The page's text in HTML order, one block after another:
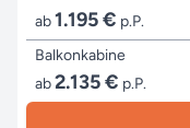
ab1.195 € p.P.
Balkonkabine
ab2.135 € p.P.